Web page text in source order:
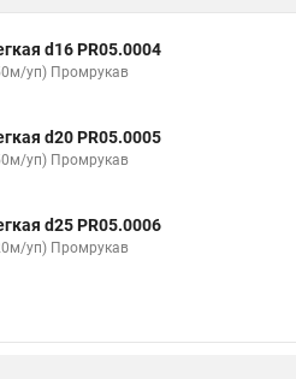
d16 PR05.0004
уп) Промрукав
d20 PR05.0005
уп) Промрукав
d25 PR05.0006
уп) Промрукав